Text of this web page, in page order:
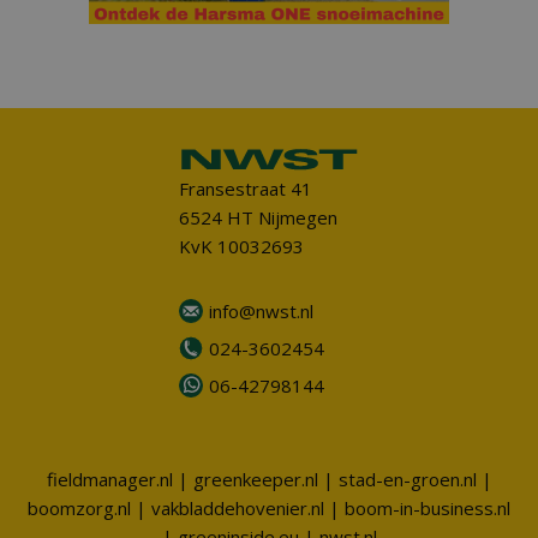
Fransestraat 41
6524 HT Nijmegen
KvK 10032693
info@nwst.nl
024-3602454
06-42798144
fieldmanager.nl | greenkeeper.nl | stad-en-groen.nl |
boomzorg.nl | vakbladdehovenier.nl | boom-in-business.nl